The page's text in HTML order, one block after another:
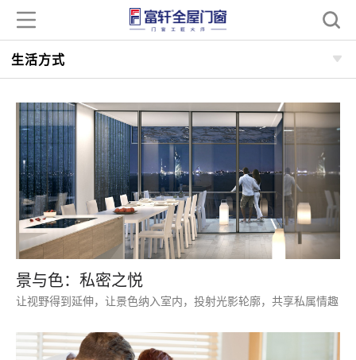
生活方式
景与色：私密之悦
让视野得到延伸，让景色纳入室内，投射光影轮廓，共享私属情趣